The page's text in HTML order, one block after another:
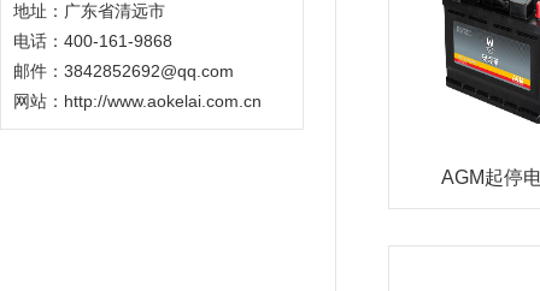
地址：广东省清远市
电话：400-161-9868
邮件：3842852692@qq.com
网站： http://www.aokelai.com.cn
AGM起停